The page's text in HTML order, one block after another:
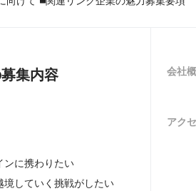
集内容
ンに携わりたい
していく挑戦がしたい
会社
アク